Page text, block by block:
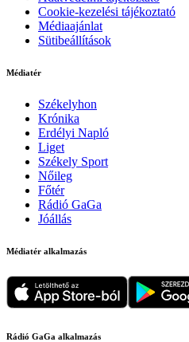
Cookie-kezelési tájékoztató
Médiaajánlat
Sütibeállítások
Médiatér
Székelyhon
Krónika
Erdélyi Napló
Liget
Székely Sport
Nőileg
Főtér
Rádió GaGa
Jóállás
Médiatér alkalmazás
Rádió GaGa alkalmazás